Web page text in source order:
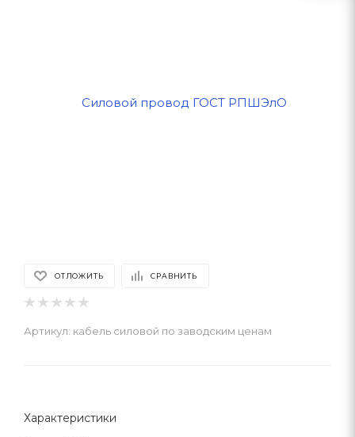
ОТЛОЖИТЬ СРАВНИТЬ
Артикул: кабель силовой по заводским ценам
Характеристики